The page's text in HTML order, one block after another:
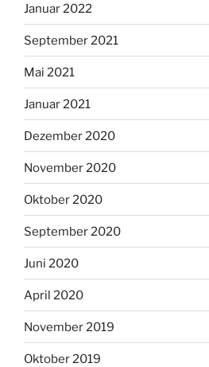
Januar 2022
September 2021
Mai 2021
Januar 2021
Dezember 2020
November 2020
Oktober 2020
September 2020
Juni 2020
April 2020
November 2019
Oktober 2019